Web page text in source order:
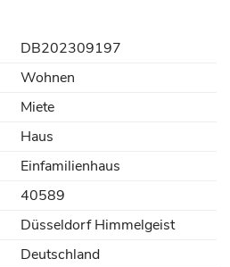
DB202309197
Wohnen
Miete
Haus
Einfamilienhaus
40589
Düsseldorf Himmelgeist
Deutschland